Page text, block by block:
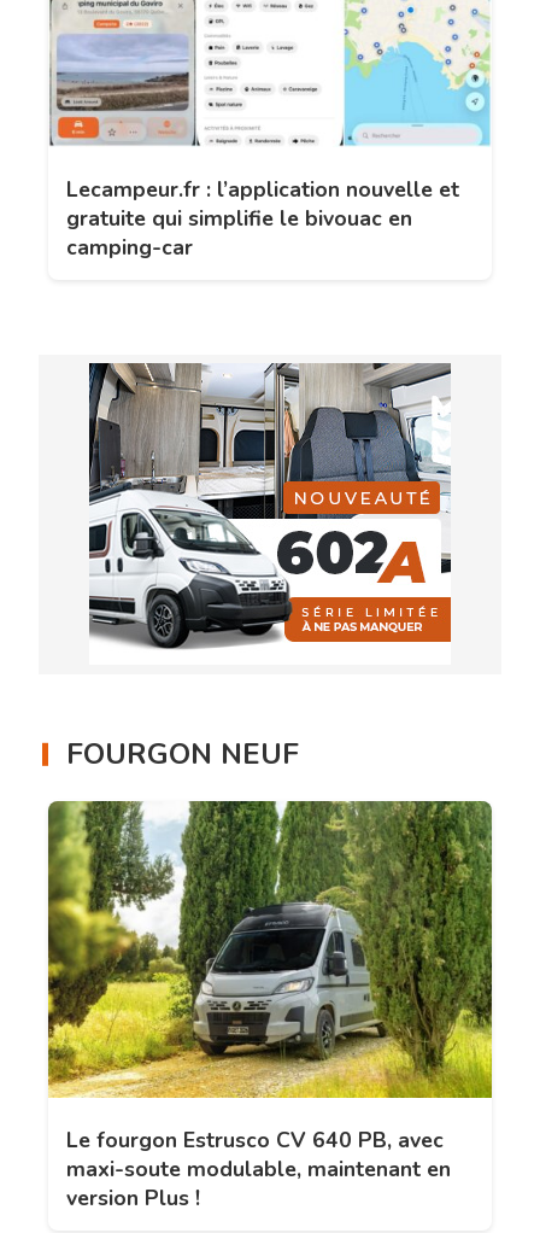
Lecampeur.fr : l’application nouvelle et
gratuite qui simplifie le bivouac en
camping-car
FOURGON NEUF
Le fourgon Estrusco CV 640 PB, avec
maxi-soute modulable, maintenant en
version Plus !